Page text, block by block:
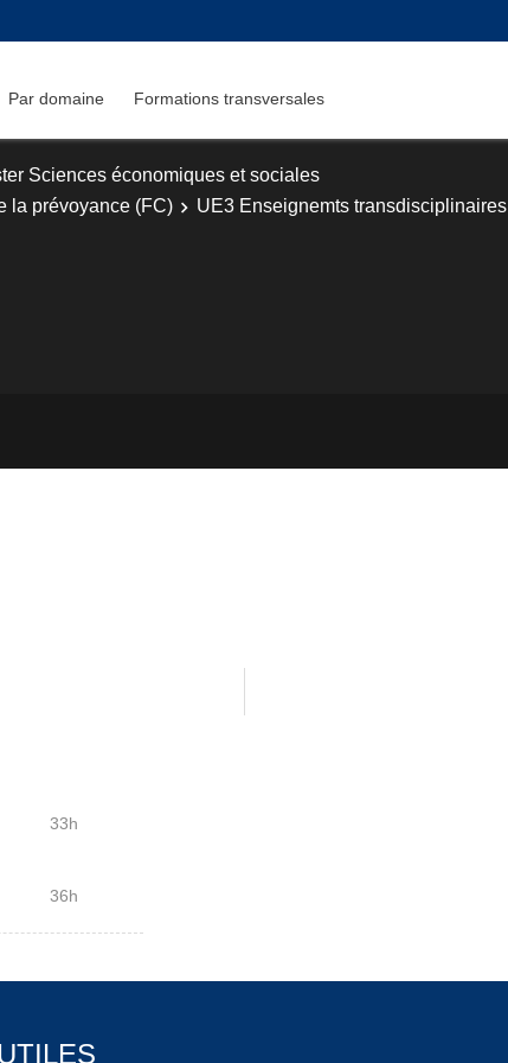
Par domaine Formations transversales
Sciences économiques et sociales
la prévoyance (FC)
UE3 Enseignemts transdisciplinaires
33h
36h